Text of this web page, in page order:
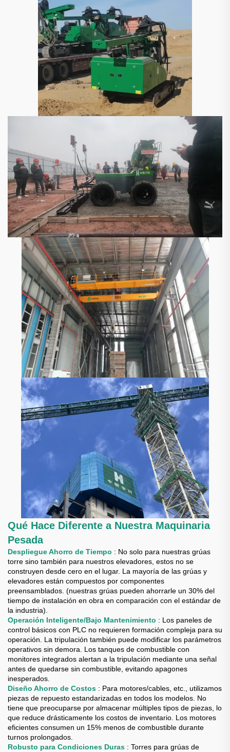
Qué Hace Diferente a Nuestra Maquinaria
Pesada
Despliegue Ahorro de Tiempo : No solo para nuestras grúas
torre sino también para nuestros elevadores, estos no se
construyen desde cero en el lugar. La mayoría de las grúas y
elevadores están compuestos por componentes
preensamblados. (nuestras grúas pueden ahorrarle un 30% del
tiempo de instalación en obra en comparación con el estándar de
la industria).
Operación Inteligente/Bajo Mantenimiento : Los paneles de
control básicos con PLC no requieren formación compleja para su
operación. La tripulación también puede modificar los parámetros
operativos sin demora. Los tanques de combustible con
monitores integrados alertan a la tripulación mediante una señal
antes de quedarse sin combustible, evitando apagones
inesperados.
Diseño Ahorro de Costos : Para motores/cables, etc., utilizamos
piezas de repuesto estandarizadas en todos los modelos. No
tiene que preocuparse por almacenar múltiples tipos de piezas, lo
que reduce drásticamente los costos de inventario. Los motores
eficientes consumen un 15% menos de combustible durante
turnos prolongados.
Robusto para Condiciones Duras : Torres para grúas de